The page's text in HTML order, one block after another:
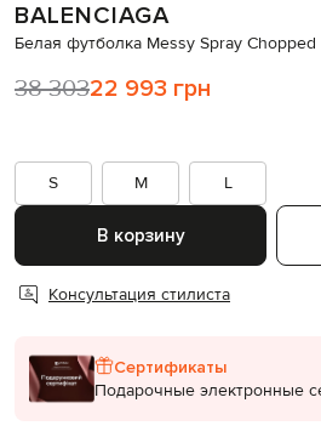
BALENCIAGA
Белая футболка Messy Spray Chopped
38 30322 993 грн
S
M L
В корзину
Консультация стилиста
Сертификаты
Подарочные электронные